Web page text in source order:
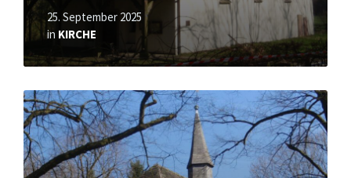
25. September 2025
in KIRCHE
Mehr
erfahren